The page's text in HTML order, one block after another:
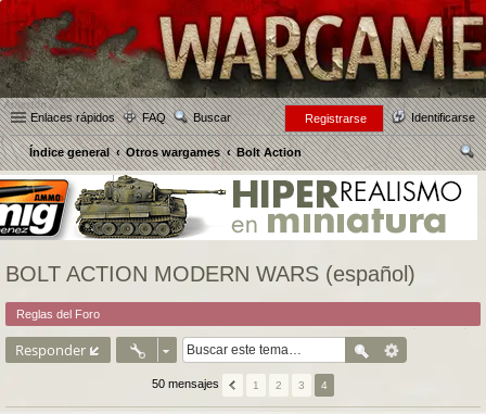
Enlaces rápidos FAQ Buscar Identificarse
Registrarse
Índice general Otros wargames
Bolt Action
us
BOLT ACTION MODERN WARS (español)
Reglas del Foro
Responder
50 mensajes 1 2 3 4